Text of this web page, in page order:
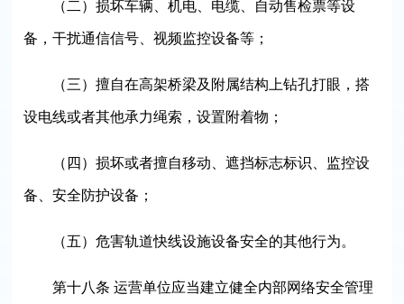
（二）损坏车辆、机电、电缆、自动售检票等设
备，干扰通信信号、视频监控设备等；
（三）擅自在高架桥梁及附属结构上钻孔打眼，搭
设电线或者其他承力绳索，设置附着物；
（四）损坏或者擅自移动、遮挡标志标识、监控设
备、安全防护设备；
（五）危害轨道快线设施设备安全的其他行为。
第十八条 运营单位应当建立健全内部网络安全管理